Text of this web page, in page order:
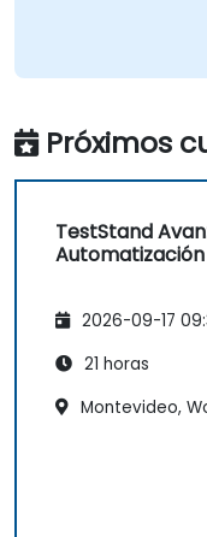
Próximos
TestStand
2026-09-17
21 horas
Montevideo,